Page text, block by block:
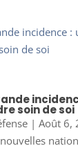
soin de soi
| Août 6,
nouvelles